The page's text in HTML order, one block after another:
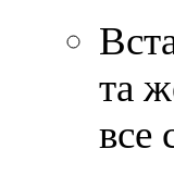
та
все